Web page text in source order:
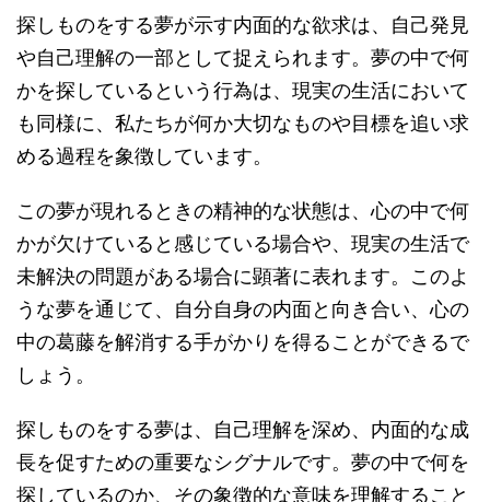
探しものをする夢が示す内面的な欲求は、自己発見
や自己理解の一部として捉えられます。夢の中で何
かを探しているという行為は、現実の生活において
も同様に、私たちが何か大切なものや目標を追い求
める過程を象徴しています。
この夢が現れるときの精神的な状態は、心の中で何
かが欠けていると感じている場合や、現実の生活で
未解決の問題がある場合に顕著に表れます。このよ
うな夢を通じて、自分自身の内面と向き合い、心の
中の葛藤を解消する手がかりを得ることができるで
しょう。
探しものをする夢は、自己理解を深め、内面的な成
長を促すための重要なシグナルです。夢の中で何を
探しているのか、その象徴的な意味を理解すること